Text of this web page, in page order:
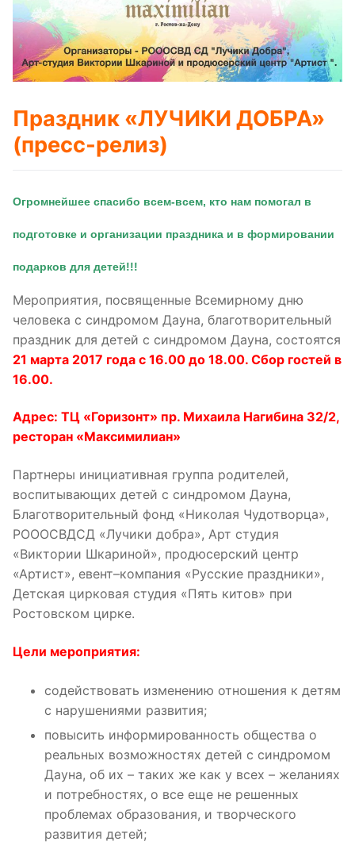
Праздник «ЛУЧИКИ ДОБРА»
(пресс-релиз)
Огромнейшее спасибо всем-всем, кто нам помогал в
подготовке и организации праздника и в формировании
подарков для детей!!!
Мероприятия, посвященные Всемирному дню
человека с синдромом Дауна, благотворительный
праздник для детей с синдромом Дауна, состоятся
21 марта 2017 года с 16.00 до 18.00. Сбор гостей в
16.00.
Адрес: ТЦ «Горизонт» пр. Михаила Нагибина 32/2,
ресторан «Максимилиан»
Партнеры инициативная группа родителей,
воспитывающих детей с синдромом Дауна,
Благотворительный фонд «Николая Чудотворца»,
РОООСВДСД «Лучики добра», Арт студия
«Виктории Шкариной», продюсерский центр
«Артист», евент–компания «Русские праздники»,
Детская цирковая студия «Пять китов» при
Ростовском цирке.
Цели мероприятия:
содействовать изменению отношения к детям
с нарушениями развития;
повысить информированность общества о
реальных возможностях детей с синдромом
Дауна, об их – таких же как у всех – желаниях
и потребностях, о все еще не решенных
проблемах образования, и творческого
развития детей;